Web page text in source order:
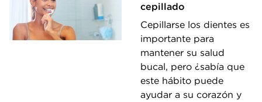
cepillado
Cepillarse los dientes es
importante para
mantener su salud
bucal, pero ¿sabía que
este hábito puede
ayudar a su corazón y